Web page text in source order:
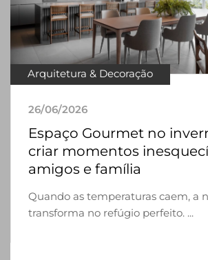
Arquitetura & Decoração
26/06/2026
Espaço Gourmet no
criar momentos
amigos e família
Quando as temperaturas caem, a
transforma no refúgio perfeito. ...